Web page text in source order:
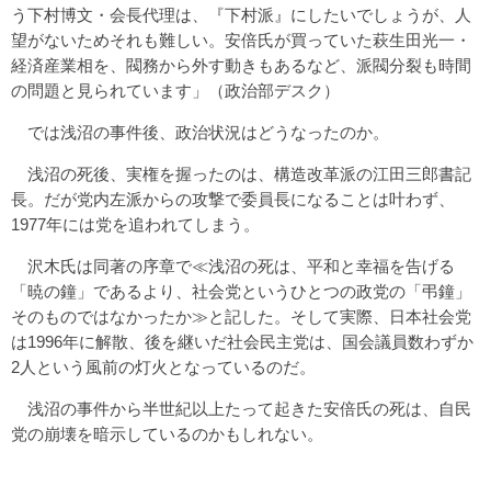
う下村博文・会長代理は、『下村派』にしたいでしょうが、人
望がないためそれも難しい。安倍氏が買っていた萩生田光一・
経済産業相を、閥務から外す動きもあるなど、派閥分裂も時間
の問題と見られています」（政治部デスク）
では浅沼の事件後、政治状況はどうなったのか。
浅沼の死後、実権を握ったのは、構造改革派の江田三郎書記
長。だが党内左派からの攻撃で委員長になることは叶わず、
1977年には党を追われてしまう。
沢木氏は同著の序章で≪浅沼の死は、平和と幸福を告げる
「暁の鐘」であるより、社会党というひとつの政党の「弔鐘」
そのものではなかったか≫と記した。そして実際、日本社会党
は1996年に解散、後を継いだ社会民主党は、国会議員数わずか
2人という風前の灯火となっているのだ。
浅沼の事件から半世紀以上たって起きた安倍氏の死は、自民
党の崩壊を暗示しているのかもしれない。